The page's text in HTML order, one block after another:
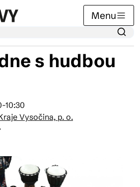
Menu
s hudbou
10:30
Vysočina, p. o.